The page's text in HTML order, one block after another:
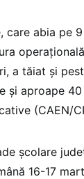
care abia pe
a tăiat și
și aproape
(CAEN/
școlare
16-17